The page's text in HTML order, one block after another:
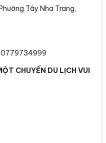
Tây Nha Trang,
CHUYẾN DU LỊCH VUI